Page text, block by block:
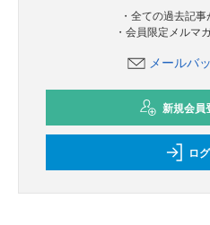
・全ての過去記
・会員限定メルマ
メールバ
新規会員
ロ